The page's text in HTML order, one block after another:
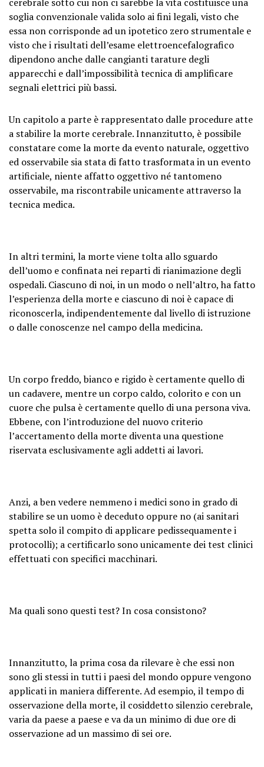
soglia convenzionale valida solo ai fini legali, visto che
essa non corrisponde ad un ipotetico zero strumentale e
visto che i risultati dell’esame elettroencefalografico
dipendono anche dalle cangianti tarature degli
apparecchi e dall’impossibilità tecnica di amplificare
segnali elettrici più bassi.
Un capitolo a parte è rappresentato dalle procedure atte
a stabilire la morte cerebrale. Innanzitutto, è possibile
constatare come la morte da evento naturale, oggettivo
ed osservabile sia stata di fatto trasformata in un evento
artificiale, niente affatto oggettivo né tantomeno
osservabile, ma riscontrabile unicamente attraverso la
tecnica medica.
In altri termini, la morte viene tolta allo sguardo
dell’uomo e confinata nei reparti di rianimazione degli
ospedali. Ciascuno di noi, in un modo o nell’altro, ha fatto
l’esperienza della morte e ciascuno di noi è capace di
riconoscerla, indipendentemente dal livello di istruzione
o dalle conoscenze nel campo della medicina.
Un corpo freddo, bianco e rigido è certamente quello di
un cadavere, mentre un corpo caldo, colorito e con un
cuore che pulsa è certamente quello di una persona viva.
Ebbene, con l’introduzione del nuovo criterio
l’accertamento della morte diventa una questione
riservata esclusivamente agli addetti ai lavori.
Anzi, a ben vedere nemmeno i medici sono in grado di
stabilire se un uomo è deceduto oppure no (ai sanitari
spetta solo il compito di applicare pedissequamente i
protocolli); a certificarlo sono unicamente dei test clinici
effettuati con specifici macchinari.
Ma quali sono questi test? In cosa consistono?
Innanzitutto, la prima cosa da rilevare è che essi non
sono gli stessi in tutti i paesi del mondo oppure vengono
applicati in maniera differente. Ad esempio, il tempo di
osservazione della morte, il cosiddetto silenzio cerebrale,
varia da paese a paese e va da un minimo di due ore di
osservazione ad un massimo di sei ore.